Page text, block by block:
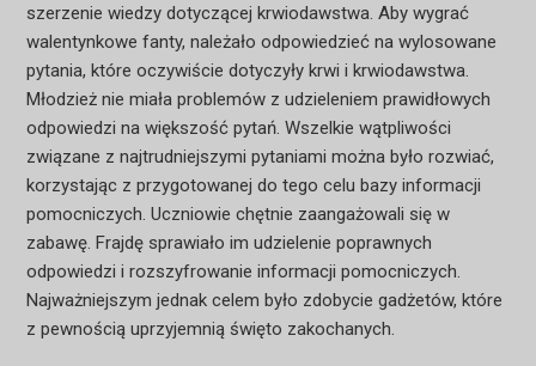
szerzenie wiedzy dotyczącej krwiodawstwa. Aby wygrać
walentynkowe fanty, należało odpowiedzieć na wylosowane
pytania, które oczywiście dotyczyły krwi i krwiodawstwa.
Młodzież nie miała problemów z udzieleniem prawidłowych
odpowiedzi na większość pytań. Wszelkie wątpliwości
związane z najtrudniejszymi pytaniami można było rozwiać,
korzystając z przygotowanej do tego celu bazy informacji
pomocniczych. Uczniowie chętnie zaangażowali się w
zabawę. Frajdę sprawiało im udzielenie poprawnych
odpowiedzi i rozszyfrowanie informacji pomocniczych.
Najważniejszym jednak celem było zdobycie gadżetów, które
z pewnością uprzyjemnią święto zakochanych.